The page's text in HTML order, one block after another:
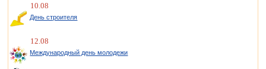
10.08
День строителя
12.08
Международный день молодежи